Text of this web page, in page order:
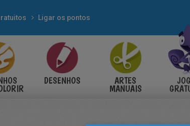
Ligar os pontos
DESENHOS ARTES
MANUAIS